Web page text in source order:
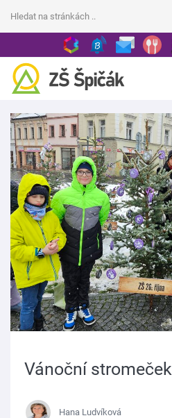
Vánoční stromeček
Hana Ludvíková